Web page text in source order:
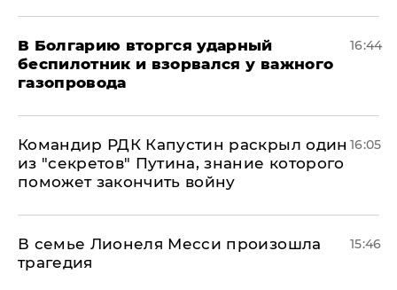
В Болгарию вторгся ударный
беспилотник и взорвался у важного
газопровода
16:44
Командир РДК Капустин раскрыл один
из "секретов" Путина, знание которого
поможет закончить войну
16:05
В семье Лионеля Месси произошла
трагедия
15:46